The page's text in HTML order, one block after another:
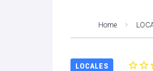
Home
LOCALES